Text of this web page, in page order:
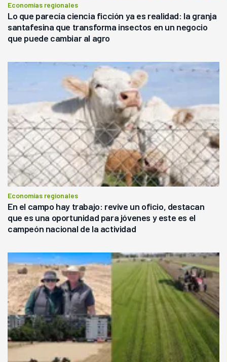
Economías regionales
Lo que parecía ciencia ficción ya es realidad: la granja
santafesina que transforma insectos en un negocio
que puede cambiar al agro
Economías regionales
En el campo hay trabajo: revive un oficio, destacan
que es una oportunidad para jóvenes y este es el
campeón nacional de la actividad